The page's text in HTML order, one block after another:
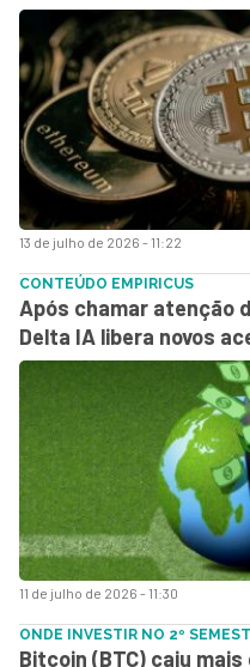
13 de julho de 2026 - 11:22
11 de julho de 2026 - 11:30
CONTEÚDO EMPIRICUS
Após chamar atenção
Delta IA libera novos
ONDE INVESTIR NO 2º
Bitcoin (BTC) caiu